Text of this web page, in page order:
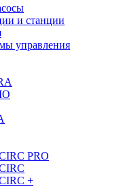
и станции
управления
PRO
+